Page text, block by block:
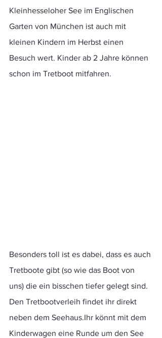
Kleinhesseloher See im Englischen
Garten von München ist auch mit
kleinen Kindern im Herbst einen
Besuch wert. Kinder ab 2 Jahre können
schon im Tretboot mitfahren.
Besonders toll ist es dabei, dass es auch
Tretboote gibt (so wie das Boot von
uns) die ein bisschen tiefer gelegt sind.
Den Tretbootverleih findet ihr direkt
neben dem Seehaus.Ihr könnt mit dem
Kinderwagen eine Runde um den See